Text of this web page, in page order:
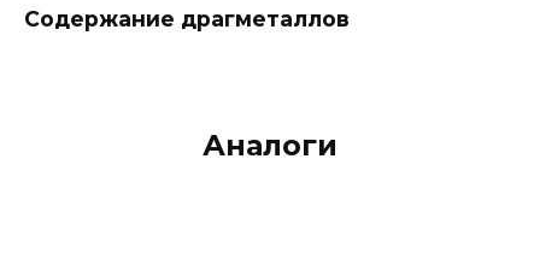
Содержание драгметаллов
Аналоги